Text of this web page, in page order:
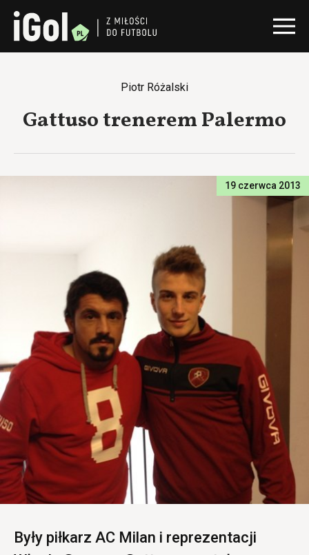
Piotr Różalski
Gattuso trenerem Palermo
19 czerwca 2013
Były piłkarz AC Milan i reprezentacji